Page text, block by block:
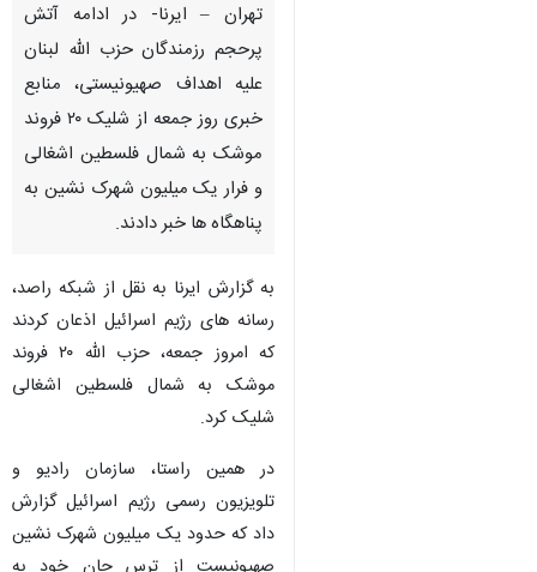
تهران – ایرنا- در ادامه آتش
پرحجم رزمندگان حزب الله لبنان
علیه اهداف صهیونیستی، منابع
خبری روز جمعه از شلیک ۲۰ فروند
موشک به شمال فلسطین اشغالی
و فرار یک میلیون شهرک نشین به
پناهگاه ها خبر دادند.
به گزارش ایرنا به نقل از شبکه راصد،
رسانه های رژیم اسرائیل اذعان کردند
که امروز جمعه، حزب الله ۲۰ فروند
موشک به شمال فلسطین اشغالی
شلیک کرد.
در همین راستا، سازمان رادیو و
تلویزیون رسمی رژیم اسرائیل گزارش
داد که حدود یک میلیون شهرک نشین